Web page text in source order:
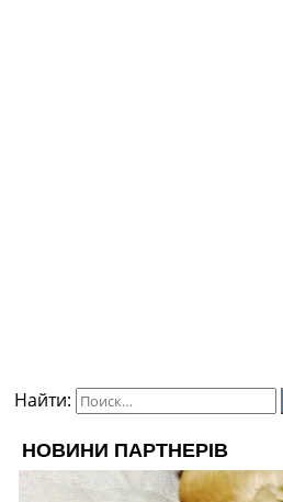
Найти: